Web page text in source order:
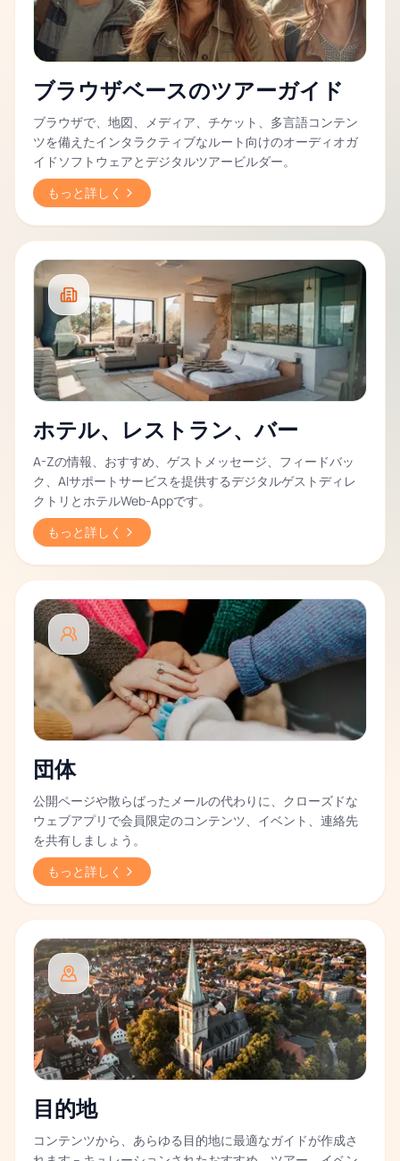
ブラウザベースのツアーガイド
ブラウザで、地図、メディア、チケット、多言語コンテン
ツを備えたインタラクティブなルート向けのオーディオガ
イドソフトウェアとデジタルツアービルダー。
もっと詳しく
ホテル、レストラン、バー
A-Zの情報、おすすめ、ゲストメッセージ、フィードバッ
ク、AIサポートサービスを提供するデジタルゲストディレ
クトリとホテルWeb-Appです。
もっと詳しく
団体
公開ページや散らばったメールの代わりに、クローズドな
ウェブアプリで会員限定のコンテンツ、イベント、連絡先
を共有しましょう。
もっと詳しく
目的地
コンテンツから、あらゆる目的地に最適なガイドが作成さ